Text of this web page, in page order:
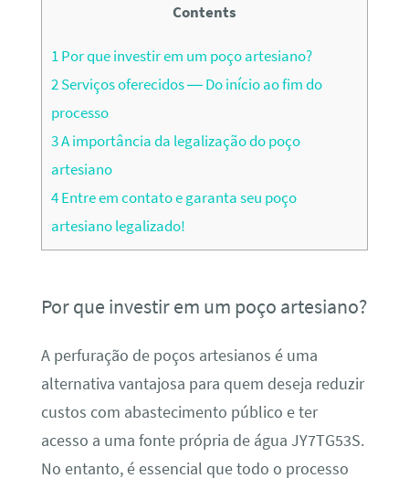
Contents
1Por que investir em um poço artesiano?
2Serviços oferecidos — Do início ao fim do
processo
3A importância da legalização do poço
artesiano
4Entre em contato e garanta seu poço
artesiano legalizado!
Por que investir em um poço artesiano?
A perfuração de poços artesianos é uma
alternativa vantajosa para quem deseja reduzir
custos com abastecimento público e ter
acesso a uma fonte própria de água JY7TG53S.
No entanto, é essencial que todo o processo